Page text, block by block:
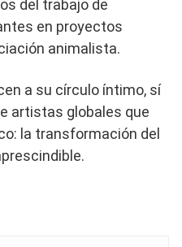
del trabajo de
en proyectos
animalista.
a su círculo íntimo, sí
artistas globales que
la transformación del